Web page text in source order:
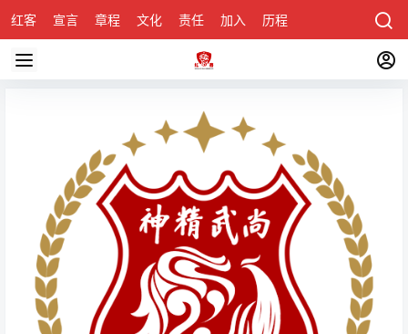
红客 宣言 章程 文化 责任 加入 历程 关于